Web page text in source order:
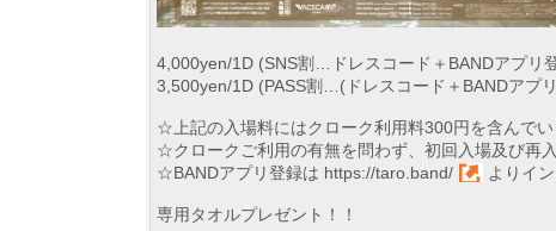
4,000yen/1D (SNS割…ドレスコード＋BANDアプリ
3,500yen/1D (PASS割…(ドレスコード＋BANDアプ
☆上記の入場料にはクローク利用料300円を含んでい
☆クロークご利用の有無を問わず、初回入場及び再
☆BANDアプリ登録は https://taro.band/ よりイ
専用タオルプレゼント！！